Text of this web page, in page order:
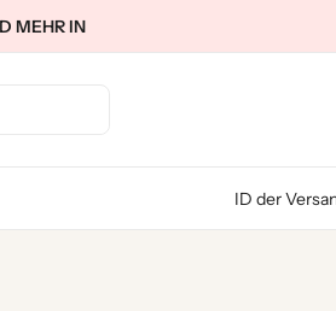
MEHR IN
ID der